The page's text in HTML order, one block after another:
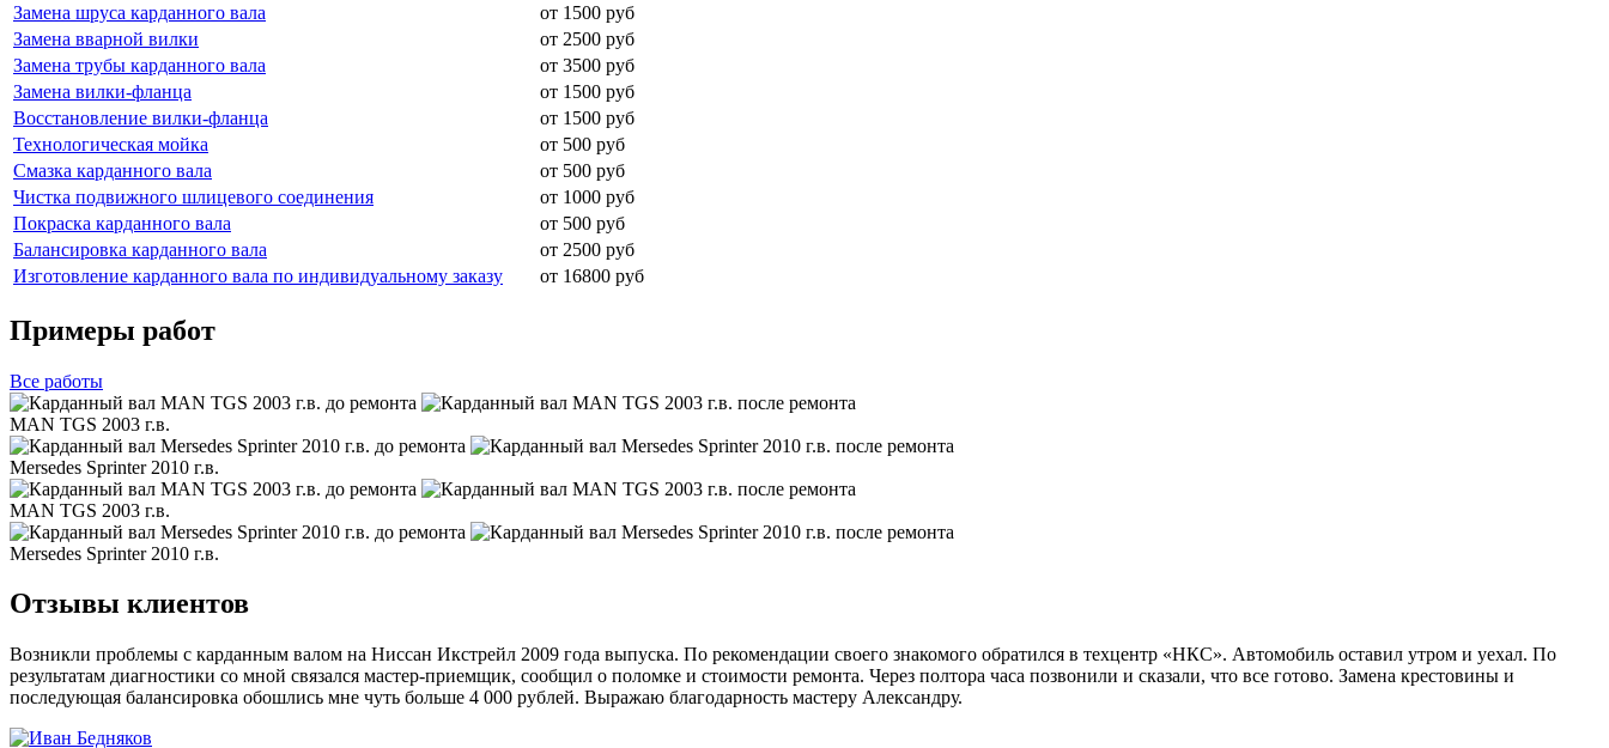
Замена шруса карданного вала
от 1500 руб
Замена вварной вилки
от 2500 руб
Замена трубы карданного вала
от 3500 руб
Замена вилки-фланца
от 1500 руб
Восстановление вилки-фланца
от 1500 руб
Технологическая мойка
от 500 руб
Смазка карданного вала
от 500 руб
Чистка подвижного шлицевого соединения
от 1000 руб
Покраска карданного вала
от 500 руб
Балансировка карданного вала
от 2500 руб
Изготовление карданного вала по индивидуальному заказу
от 16800 руб
Примеры работ
Все работы
MAN TGS 2003 г.в.
Mersedes Sprinter 2010 г.в.
MAN TGS 2003 г.в.
Mersedes Sprinter 2010 г.в.
Отзывы клиентов
Возникли проблемы с карданным валом на Ниссан Икстрейл 2009 года выпуска. По рекомендации своего знакомого обратился в техцентр «НКС». Автомобиль оставил утром и уехал. По
результатам диагностики со мной связался мастер-приемщик, сообщил о поломке и стоимости ремонта. Через полтора часа позвонили и сказали, что все готово. Замена крестовины и
последующая балансировка обошлись мне чуть больше 4 000 рублей. Выражаю благодарность мастеру Александру.